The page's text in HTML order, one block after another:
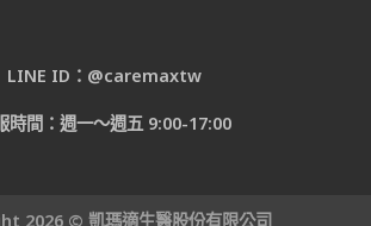
LINE ID：@caremaxtw
時間：週一～週五 9:00-17:00
2026 © 凱瑪適生醫股份有限公司